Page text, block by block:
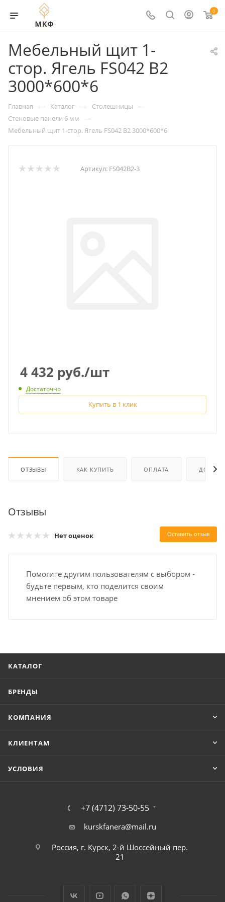
0
Мебельный щит 1-
стор. Ягель FS042 В2
3000*600*6
Главная — Каталог — Столешницы —
Стеновые панели 6 мм —
Мебельный щит 1-стор. Ягель FS042 В2 3000*600*6
Артикул: FS042В2-3
4 432 руб./шт
Достаточно
Купить в 1 клик
ОТЗЫВЫ КАК КУПИТЬ ОПЛАТА
Отзывы
Нет оценок Оставить отзыв
Помогите другим пользователям с выбором -
будьте первым, кто поделится своим
мнением об этом товаре
КАТАЛОГ
БРЕНДЫ
КОМПАНИЯ
КЛИЕНТАМ
УСЛОВИЯ
+7 (4712) 73-50-55
kurskfanera@mail.ru
Россия, г. Курск, 2-й Шоссейный пер.
21